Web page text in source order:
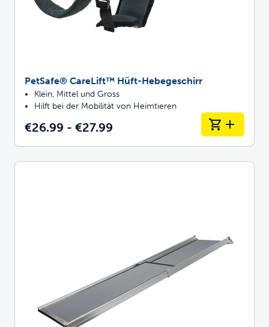
PetSafe® CareLift™ Hüft-Hebegeschirr
Klein, Mittel und Gross
Hilft bei der Mobilität von Heimtieren
€26.99 - €27.99